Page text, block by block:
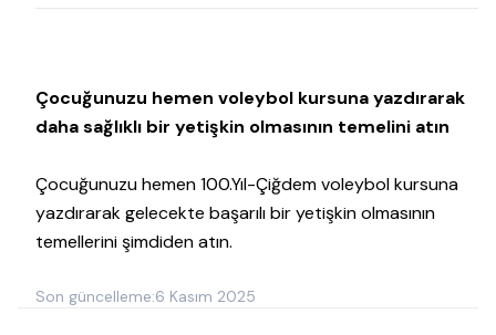
Çocuğunuzu hemen voleybol kursuna yazdırarak
daha sağlıklı bir yetişkin olmasının temelini atın
Çocuğunuzu hemen 100.Yıl-Çiğdem voleybol kursuna
yazdırarak gelecekte başarılı bir yetişkin olmasının
temellerini şimdiden atın.
Son güncelleme:6 Kasım 2025